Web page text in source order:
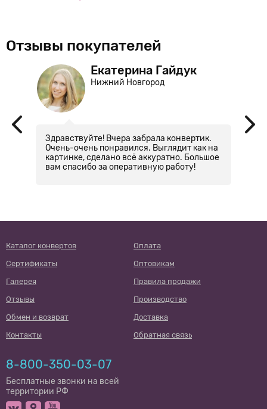
Отзывы покупателей
Екатерина Гайдук
Нижний Новгород
Здравствуйте! Вчера забрала конвертик.
Очень-очень понравился. Выглядит как на
картинке, сделано всё аккуратно. Большое
вам спасибо за оперативную работу!
Каталог конвертов
Оплата
Сертификаты
Оптовикам
Галерея
Правила продажи
Отзывы
Производство
Обмен и возврат
Доставка
Контакты
Обратная связь
8-800-350-03-07
Бесплатные звонки на всей
территории РФ